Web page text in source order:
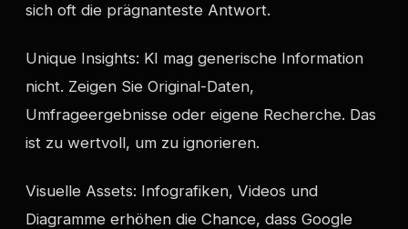
sich oft die prägnanteste Antwort.
Unique Insights: KI mag generische Information
nicht. Zeigen Sie Original-Daten,
Umfrageergebnisse oder eigene Recherche. Das
ist zu wertvoll, um zu ignorieren.
Visuelle Assets: Infografiken, Videos und
Diagramme erhöhen die Chance, dass Google